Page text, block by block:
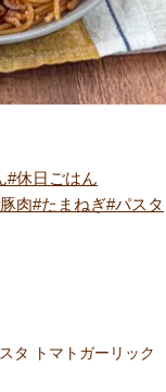
休日ごはん
豚肉 たまねぎ パスタ
タ トマトガーリック